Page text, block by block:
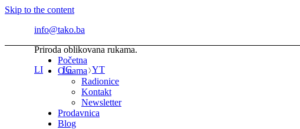
Skip to the content
info@tako.ba
Priroda oblikovana rukama.
LI
IG YT
Početna
O nama
Radionice
Kontakt
Newsletter
Prodavnica
Blog